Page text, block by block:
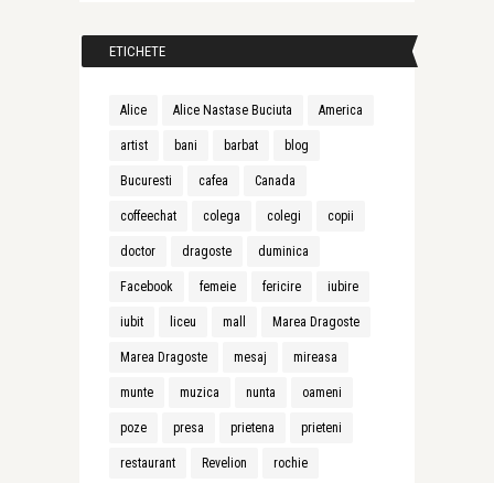
ETICHETE
Alice Alice Nastase Buciuta America
artist bani barbat blog
Bucuresti cafea Canada
coffeechat colega colegi copii
doctor dragoste duminica
Facebook femeie fericire iubire
iubit liceu mall Marea Dragoste
Marea Dragoste mesaj mireasa
munte muzica nunta oameni
poze presa prietena prieteni
restaurant Revelion rochie